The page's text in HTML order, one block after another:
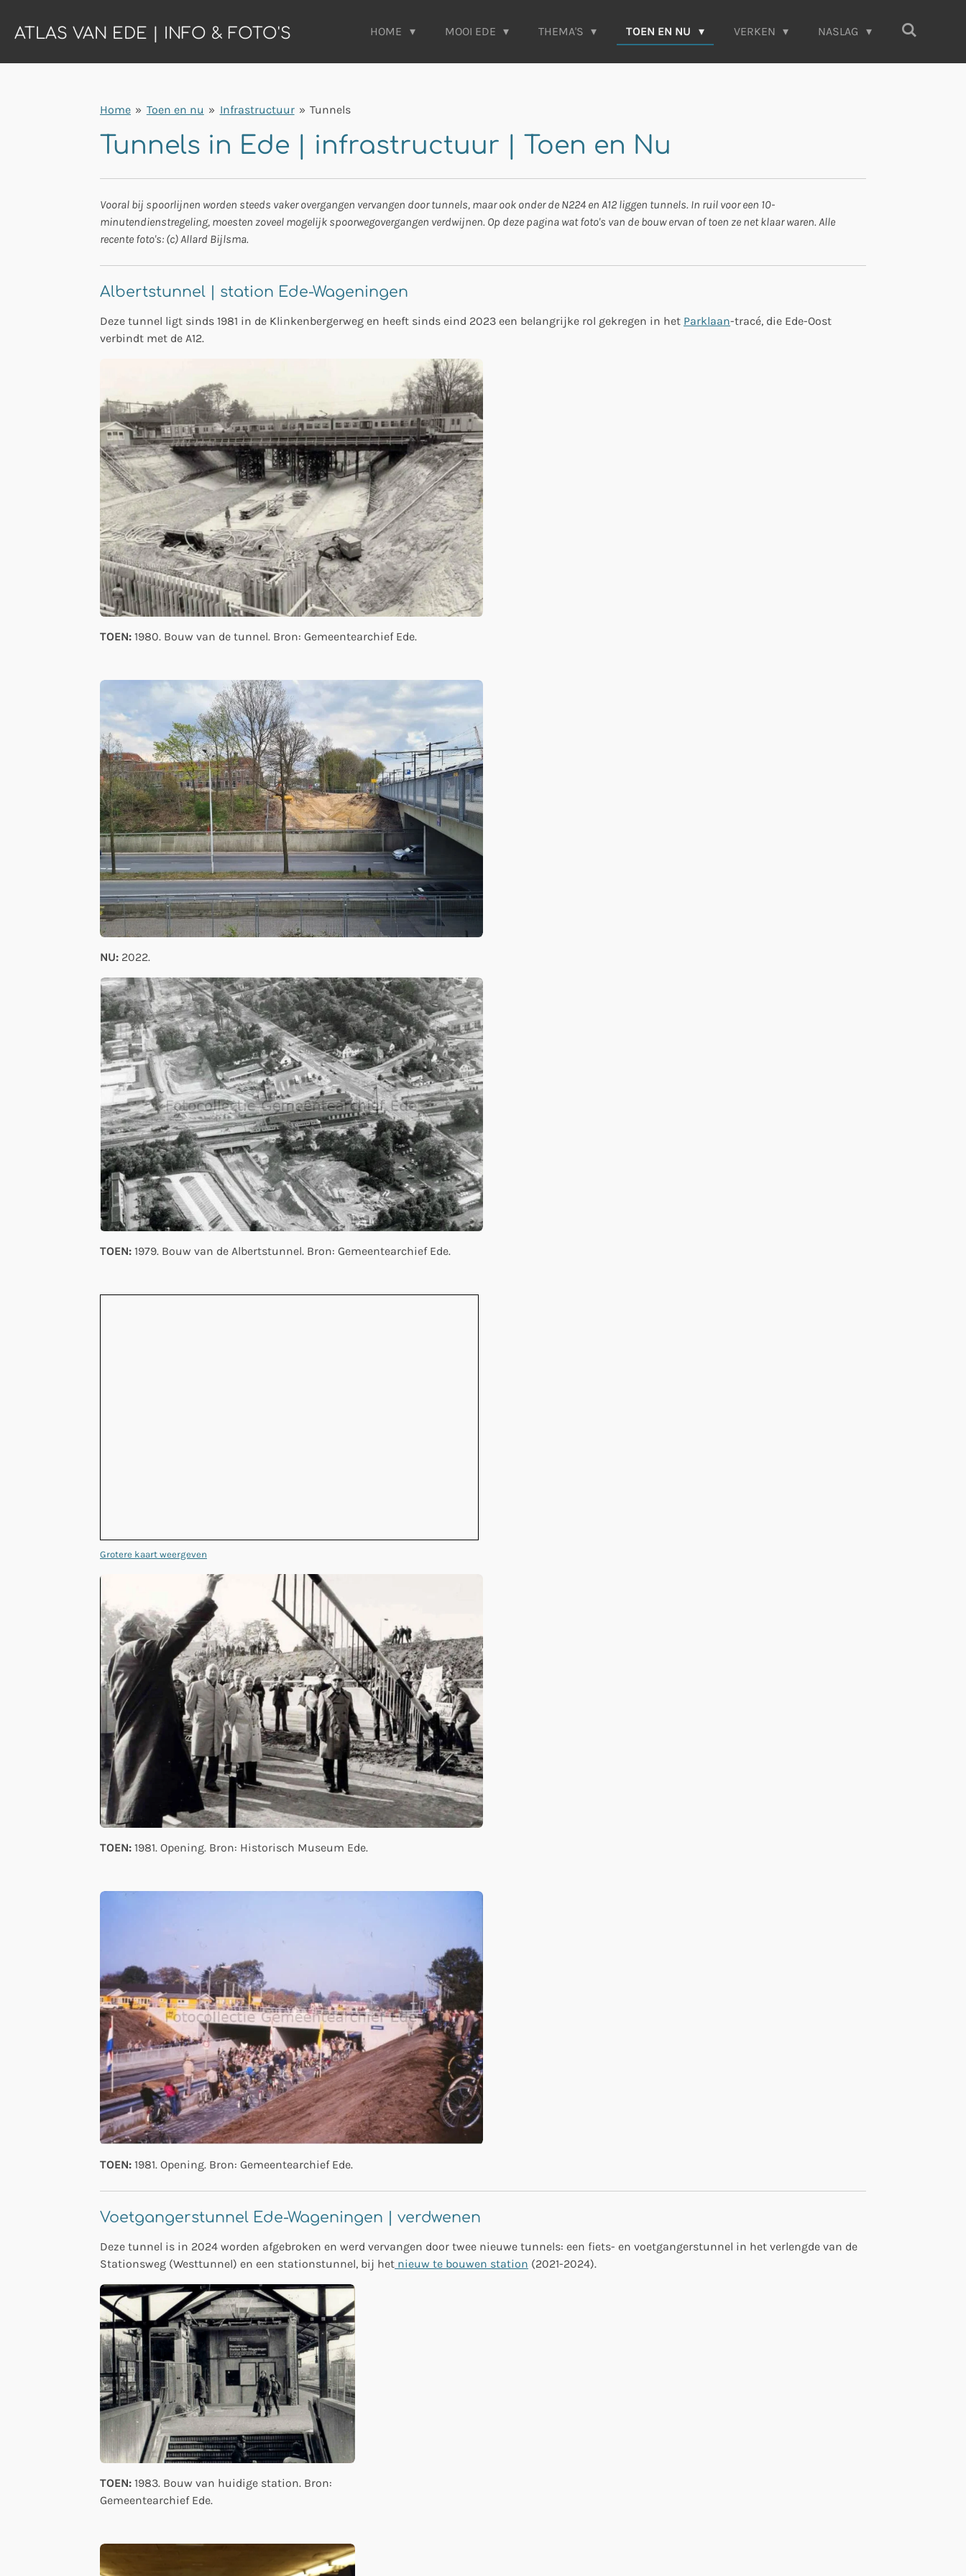
direct
de
ATLAS VAN EDE | INFO & FOTO'S HOME MOOI EDE THEMA'S TOEN EN NU VERKEN NASLAG
Home » Toen en nu » Infrastructuur » Tunnels
Tunnels in Ede | infrastructuur | Toen en Nu
Vooral bij spoorlijnen worden steeds vaker overgangen vervangen door tunnels, maar ook onder de N224 en A12 liggen tunnels. In ruil voor een 10-
minutendienstregeling, moesten zoveel mogelijk spoorwegovergangen verdwijnen. Op deze pagina wat foto's van de bouw ervan of toen ze net klaar waren. Alle
recente foto's: (c) Allard Bijlsma.
Albertstunnel | station Ede-Wageningen
Deze tunnel ligt sinds 1981 in de Klinkenbergerweg en heeft sinds eind 2023 een belangrijke rol gekregen in het Parklaan-tracé, die Ede-Oost
verbindt met de A12.
TOEN: 1980. Bouw van de tunnel. Bron: Gemeentearchief Ede.
NU: 2022.
TOEN: 1979. Bouw van de Albertstunnel. Bron: Gemeentearchief Ede.
Grotere kaart weergeven
TOEN: 1981. Opening. Bron: Historisch Museum Ede.
TOEN: 1981. Opening. Bron: Gemeentearchief Ede.
Voetgangerstunnel Ede-Wageningen | verdwenen
Deze tunnel is in 2024 worden afgebroken en werd vervangen door twee nieuwe tunnels: een fiets- en voetgangerstunnel in het verlengde van de
Stationsweg (Westtunnel) en een stationstunnel, bij het nieuw te bouwen station (2021-2024).
TOEN: 1983. Bouw van huidige station. Bron:
Gemeentearchief Ede.